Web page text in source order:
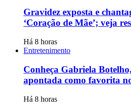
Gravidez exposta e
‘Coração de Mãe’; veja
Há 8 horas
Entretenimento
Conheça Gabriela
apontada como favorita
Há 8 horas